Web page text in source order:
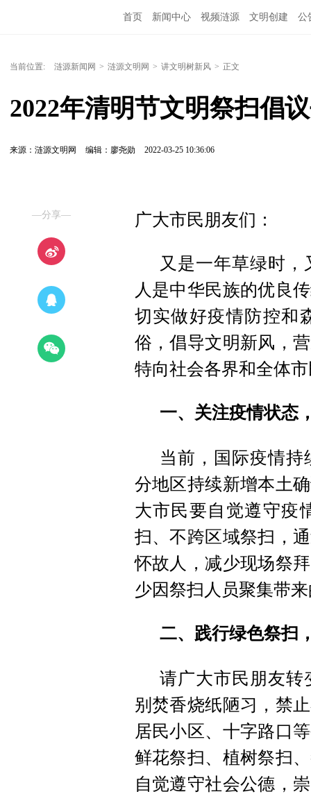
首页 新闻中心 视频涟源 文明创建 公
当前位置: 涟源新闻网 > 涟源文明网 > 讲文明树新风 > 正文
2022年清明节文明祭扫倡
来源：涟源文明网 编辑：廖尧勋 2022-03-25 10:36:06
—分享— 广大市民朋友们：
又是一年草绿时
人是中华民族的优良
切实做好疫情防控和
俗，倡导文明新风，
特向社会各界和全体
一、关注疫情状态
当前，国际疫情
分地区持续新增本土
大市民要自觉遵守疫
扫、不跨区域祭扫，
怀故人，减少现场祭
少因祭扫人员聚集带
二、践行绿色祭扫
请广大市民朋友转
别焚香烧纸陋习，禁
居民小区、十字路口
鲜花祭扫、植树祭扫
自觉遵守社会公德，